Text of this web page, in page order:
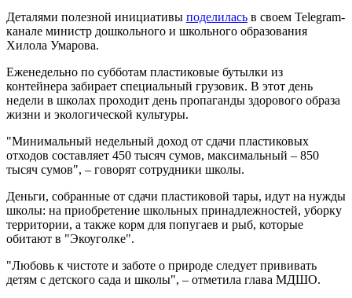
Деталями полезной инициативы поделилась в своем Telegram-
канале министр дошкольного и школьного образования
Хилола Умарова.
Еженедельно по субботам пластиковые бутылки из
контейнера забирает специальный грузовик. В этот день
недели в школах проходит день пропаганды здорового образа
жизни и экологической культуры.
"Минимальный недельный доход от сдачи пластиковых
отходов составляет 450 тысяч сумов, максимальный – 850
тысяч сумов", – говорят сотрудники школы.
Деньги, собранные от сдачи пластиковой тары, идут на нужды
школы: на приобретение школьных принадлежностей, уборку
территории, а также корм для попугаев и рыб, которые
обитают в "Экоуголке".
"Любовь к чистоте и заботе о природе следует прививать
детям с детского сада и школы", – отметила глава МДШО.